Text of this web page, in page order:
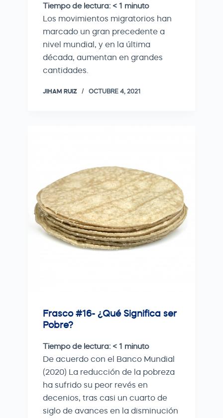
Tiempo de lectura: < 1 minuto
Los movimientos migratorios han
marcado un gran precedente a
nivel mundial, y en la última
década, aumentan en grandes
cantidades.
JIHAM RUIZ OCTUBRE 4, 2021
Frasco #16- ¿Qué Significa ser
Pobre?
Tiempo de lectura: < 1 minuto
De acuerdo con el Banco Mundial
(2020) La reducción de la pobreza
ha sufrido su peor revés en
decenios, tras casi un cuarto de
siglo de avances en la disminución